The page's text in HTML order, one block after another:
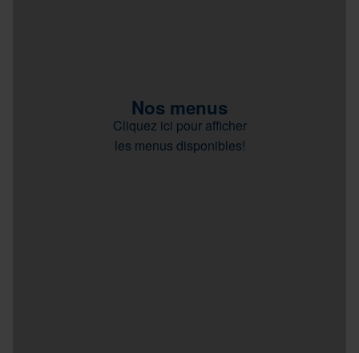
Nos menus
Cliquez ici pour afficher
les menus disponibles!